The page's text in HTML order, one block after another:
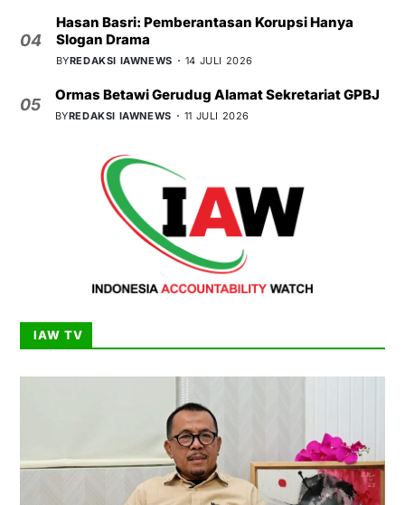
04
Hasan Basri: Pemberantasan Korupsi Hanya
Slogan Drama
BYREDAKSI IAWNEWS 14 JULI 2026
05
Ormas Betawi Gerudug Alamat Sekretariat GPBJ
BYREDAKSI IAWNEWS 11 JULI 2026
IAW TV